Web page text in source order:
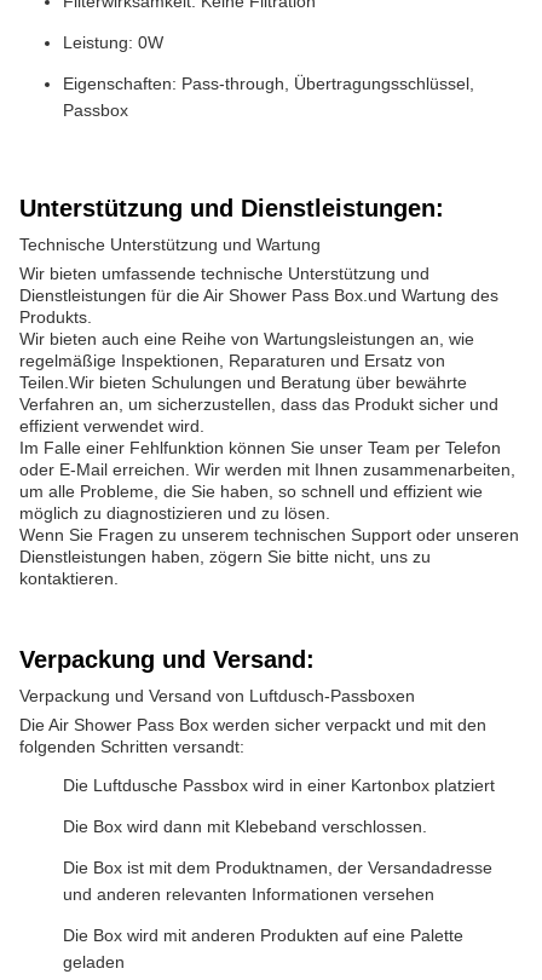
Leistung: 0W
Eigenschaften: Pass-through, Übertragungsschlüssel,
Passbox
Unterstützung und Dienstleistungen:
Technische Unterstützung und Wartung
Wir bieten umfassende technische Unterstützung und
Dienstleistungen für die Air Shower Pass Box.und Wartung des
Produkts.
Wir bieten auch eine Reihe von Wartungsleistungen an, wie
regelmäßige Inspektionen, Reparaturen und Ersatz von
Teilen.Wir bieten Schulungen und Beratung über bewährte
Verfahren an, um sicherzustellen, dass das Produkt sicher und
effizient verwendet wird.
Im Falle einer Fehlfunktion können Sie unser Team per Telefon
oder E-Mail erreichen. Wir werden mit Ihnen zusammenarbeiten,
um alle Probleme, die Sie haben, so schnell und effizient wie
möglich zu diagnostizieren und zu lösen.
Wenn Sie Fragen zu unserem technischen Support oder unseren
Dienstleistungen haben, zögern Sie bitte nicht, uns zu
kontaktieren.
Verpackung und Versand:
Verpackung und Versand von Luftdusch-Passboxen
Die Air Shower Pass Box werden sicher verpackt und mit den
folgenden Schritten versandt:
Die Luftdusche Passbox wird in einer Kartonbox platziert
Die Box wird dann mit Klebeband verschlossen.
Die Box ist mit dem Produktnamen, der Versandadresse
und anderen relevanten Informationen versehen
Die Box wird mit anderen Produkten auf eine Palette
geladen